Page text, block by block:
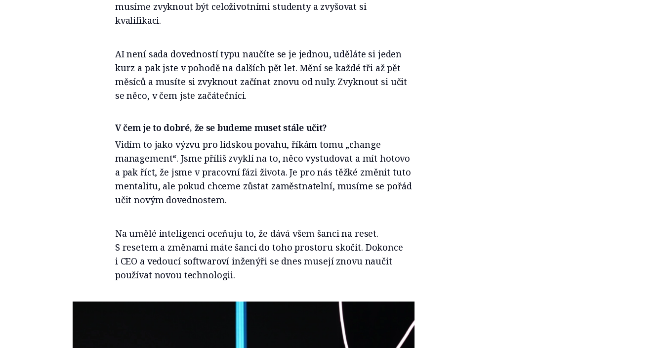
musíme zvyknout být celoživotními studenty a zvyšovat si
kvalifikaci.
AI není sada dovedností typu naučíte se je jednou, uděláte si jeden
kurz a pak jste v pohodě na dalších pět let. Mění se každé tři až pět
měsíců a musíte si zvyknout začínat znovu od nuly. Zvyknout si učit
se něco, v čem jste začátečníci.
V čem je to dobré, že se budeme muset stále učit?
Vidím to jako výzvu pro lidskou povahu, říkám tomu „change
management“. Jsme příliš zvyklí na to, něco vystudovat a mít hotovo
a pak říct, že jsme v pracovní fázi života. Je pro nás těžké změnit tuto
mentalitu, ale pokud chceme zůstat zaměstnatelní, musíme se pořád
učit novým dovednostem.
Na umělé inteligenci oceňuju to, že dává všem šanci na reset.
S resetem a změnami máte šanci do toho prostoru skočit. Dokonce
i CEO a vedoucí softwaroví inženýři se dnes musejí znovu naučit
používat novou technologii.